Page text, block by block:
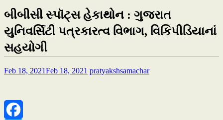
બીબીસી સ્પૉટ્સ હેકાથોન : ગુજરાત
યુનિવર્સિટી પત્રકારત્વ વિભાગ, વિકિપીડિયાનાં
સહયોગી
Feb 18, 2021Feb 18, 2021 pratyakshsamachar